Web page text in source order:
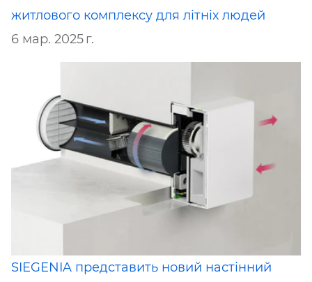
житлового комплексу для літніх людей
6 мар. 2025 г.
SIEGENIA представить новий настінний